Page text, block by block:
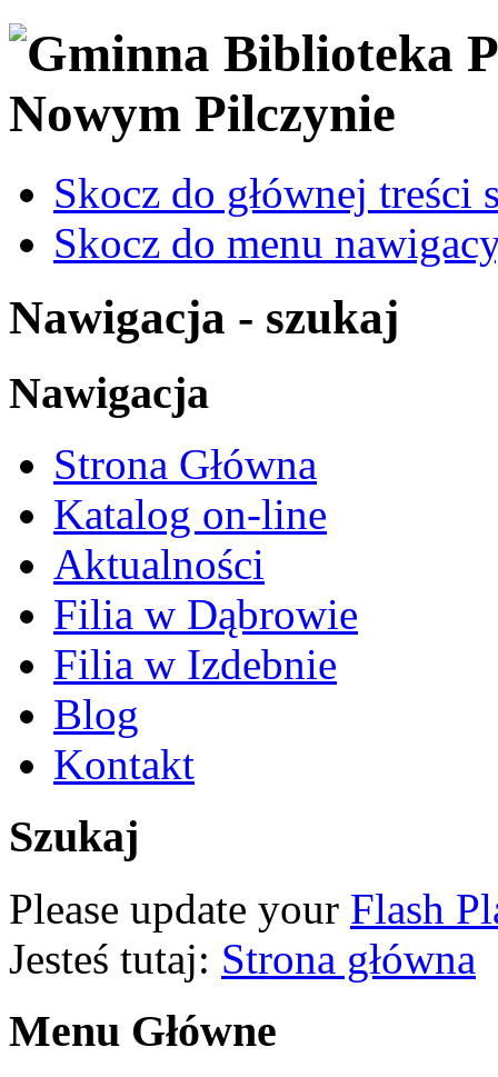
Skocz do głównej treści
Skocz do menu
Nawigacja - szukaj
Nawigacja
Strona Główna
Katalog on-line
Aktualności
Filia w Dąbrowie
Filia w Izdebnie
Blog
Kontakt
Szukaj
Please update your Flash
Jesteś tutaj: Strona główna
Menu Główne